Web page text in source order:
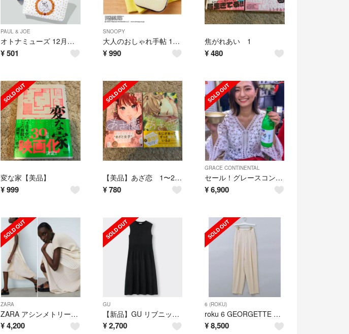
PAUL & JOE
オトナミューズ 12月号 付録 ポール & ジョー ボーテ猫ちゃんポーチセット
¥501
SNOOPY
大人のおしゃれ手帖 1月号 【付録】 SNOOPY 身だしなみ7点セット
¥ 990
焦がれあい 1
¥480
変な家【美品】
¥999
【美品】あざ恋 1〜2巻セット
¥ 780
GRACE CONTINENTAL
セール！グレースコンチネンタル スター 星 ブラウス ホワイト
¥6,900
ZARA
ZARA アシンメトリー プリーツ ニットドッキングワンピース
¥4,200
GU
【新品】GU リブニットワンピース ブラック 今期完売品
¥ 2,700
6 (ROKU)
roku 6 GEORGETTE TUCK PANTS 希少サイズ32
¥8,500